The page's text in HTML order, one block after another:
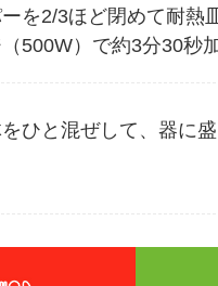
ーを2/3ほど閉めて耐熱
500W）で約3分30秒
ひと混ぜして、器に盛